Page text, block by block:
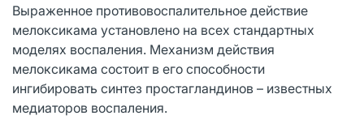
Выраженное противовоспалительное действие
мелоксикама установлено на всех стандартных
моделях воспаления. Механизм действия
мелоксикама состоит в его способности
ингибировать синтез простагландинов – известных
медиаторов воспаления.